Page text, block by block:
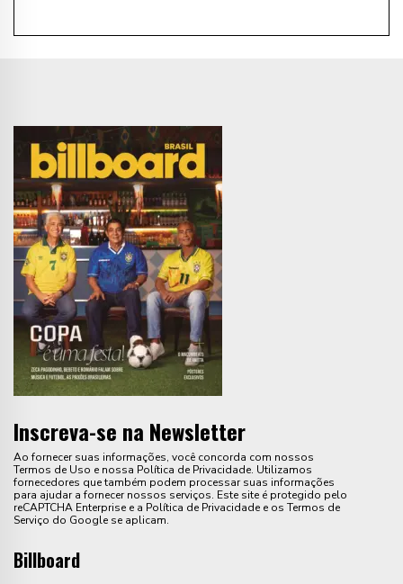
Inscreva-se na Newsletter
Ao fornecer suas informações, você concorda com nossos
Termos de Uso e nossa Política de Privacidade. Utilizamos
fornecedores que também podem processar suas informações
para ajudar a fornecer nossos serviços. Este site é protegido pelo
reCAPTCHA Enterprise e a Política de Privacidade e os Termos de
Serviço do Google se aplicam.
Billboard